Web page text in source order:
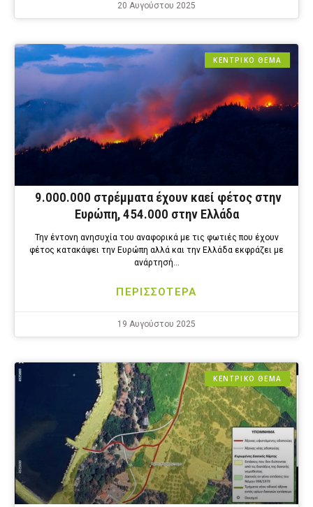
20 Αυγούστου 2025
ΚΕΝΤΡΙΚΟ ΘΕΜΑ
9.000.000 στρέμματα έχουν καεί φέτος στην
Ευρώπη, 454.000 στην Ελλάδα
Την έντονη ανησυχία του αναφορικά με τις φωτιές που έχουν
φέτος κατακάψει την Ευρώπη αλλά και την Ελλάδα εκφράζει με
ανάρτησή…
ΠΕΡΙΣΣΟΤΕΡΑ
19 Αυγούστου 2025
ΚΕΝΤΡΙΚΟ ΘΕΜΑ